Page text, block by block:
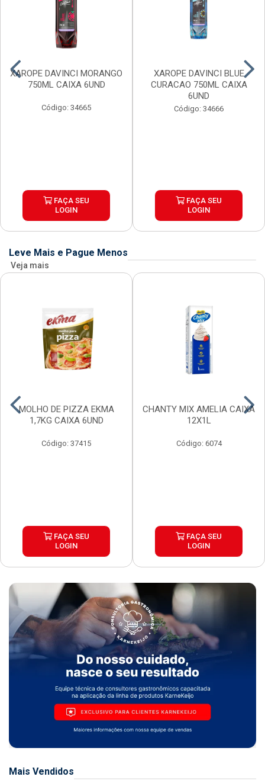
XAROPE DAVINCI MORANGO
750ML CAIXA 6UND
Código: 34665
FAÇA SEU
LOGIN
XAROPE DAVINCI BLUE
CURACAO 750ML CAIXA
6UND
Código: 34666
FAÇA SEU
LOGIN
Leve Mais e Pague Menos
Veja mais
MOLHO DE PIZZA EKMA
1,7KG CAIXA 6UND
Código: 37415
FAÇA SEU
LOGIN
CHANTY MIX AMELIA CAIXA
12X1L
Código: 6074
FAÇA SEU
LOGIN
Mais Vendidos